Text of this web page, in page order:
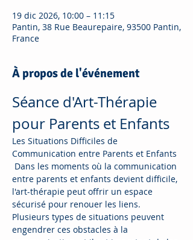
19 dic 2026, 10:00 – 11:15
Pantin, 38 Rue Beaurepaire, 93500 Pantin,
France
À propos de l'événement
Séance d'Art-Thérapie
pour Parents et Enfants
Les Situations Difficiles de
Communication entre Parents et Enfants
Dans les moments où la communication
entre parents et enfants devient difficile,
l'art-thérapie peut offrir un espace
sécurisé pour renouer les liens.
Plusieurs types de situations peuvent
engendrer ces obstacles à la